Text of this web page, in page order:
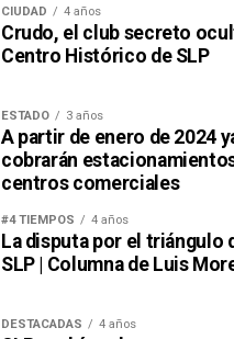
CIUDAD 4 años
Crudo, el club secreto
Centro Histórico de SLP
ESTADO 3 años
A partir de enero de 2024
cobrarán
centros comerciales
#4 TIEMPOS 4 años
La disputa por el triángulo
SLP | Columna de Luis
DESTACADAS 4 años